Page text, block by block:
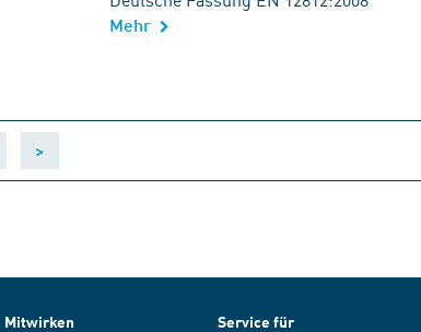
Mehr
>
Mitwirken
Service für